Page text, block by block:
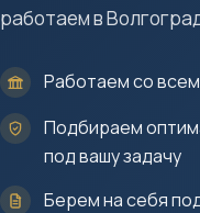
работаем в
Работаем со
Подбираем
под вашу задачу
Берем на себя